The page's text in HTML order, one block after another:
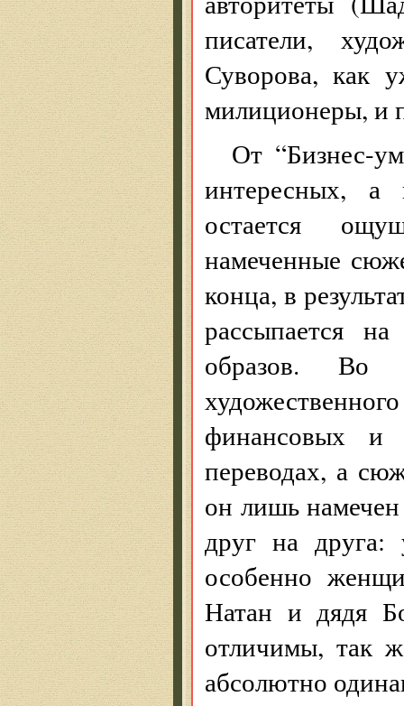
писатели,
Суворова, как
милиционеры, и
От “Бизнес-
интересных,
остается
намеченные
конца, в
рассыпается
образов.
финансовых и
переводах, а
он лишь
друг на друга:
особенно
Натан и дядя
отличимы, так
абсолютно